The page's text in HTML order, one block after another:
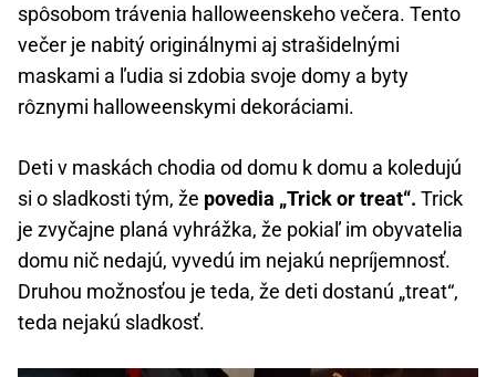
spôsobom trávenia halloweenskeho večera. Tento
večer je nabitý originálnymi aj strašidelnými
maskami a ľudia si zdobia svoje domy a byty
rôznymi halloweenskymi dekoráciami.
Deti v maskách chodia od domu k domu a koledujú
si o sladkosti tým, že povedia „Trick or treat“. Trick
je zvyčajne planá vyhrážka, že pokiaľ im obyvatelia
domu nič nedajú, vyvedú im nejakú nepríjemnosť.
Druhou možnosťou je teda, že deti dostanú „treat“,
teda nejakú sladkosť.